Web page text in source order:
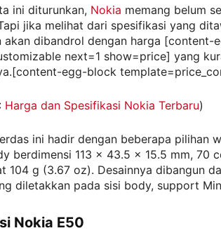
ini diturunkan, Nokia memang belum
jika melihat dari spesifikasi yang
akan dibandrol dengan harga [content-
next=1 show=price] yang
egg-block
Harga dan Spesifikasi Nokia Terbaru)
ini hadir dengan beberapa pilihan
berdimensi 113 x 43.5 x 15.5 mm, 70
104 g (3.67 oz). Desainnya dibangun
diletakkan pada sisi body, support
Nokia E50